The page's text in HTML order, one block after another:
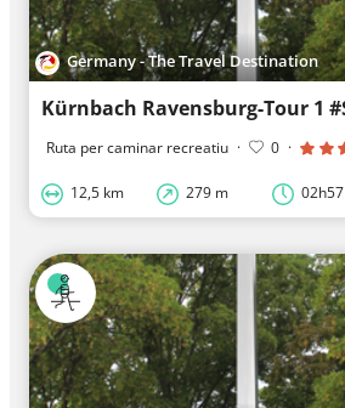
Germany - The Travel Destination
Ruta per caminar recreatiu · 0 ·
12,5 km 279 m 02h57